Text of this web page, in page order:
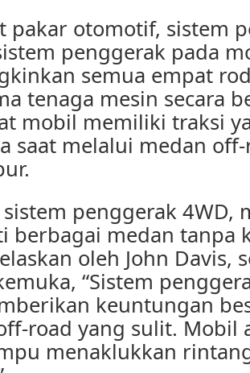
pakar otomotif, sistem
penggerak pada
semua empat
tenaga mesin secara
mobil memiliki traksi
saat melalui medan
penggerak 4WD,
berbagai medan tanpa
oleh John Davis,
“Sistem
keuntungan
road yang sulit. Mobil
menaklukkan